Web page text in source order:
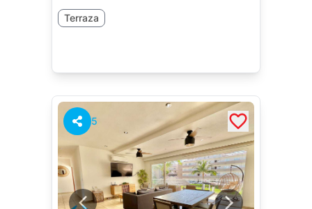
Terraza
5